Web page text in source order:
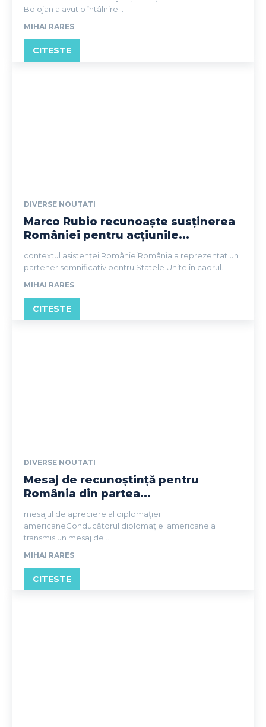
Bolojan a avut o întâlnire...
MIHAI RARES
CITESTE
DIVERSE NOUTATI
Marco Rubio recunoaște susținerea
României pentru acțiunile...
contextul asistenței RomânieiRomânia a reprezentat un
partener semnificativ pentru Statele Unite în cadrul...
MIHAI RARES
CITESTE
DIVERSE NOUTATI
Mesaj de recunoștință pentru
România din partea...
mesajul de apreciere al diplomației
americaneConducătorul diplomației americane a
transmis un mesaj de...
MIHAI RARES
CITESTE